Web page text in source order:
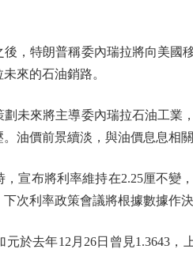
特朗普稱委內瑞拉將向美國
來的石油銷路。
來將主導委內瑞拉石油工業
油價前景續淡，與油價息息相
布將利率維持在2.25厘不變
次利率政策會議將根據數據作決
去年12月26日曾見1.3643，